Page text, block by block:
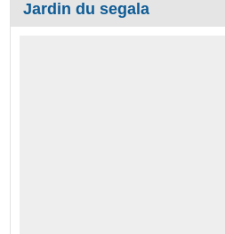
Jardin du segala